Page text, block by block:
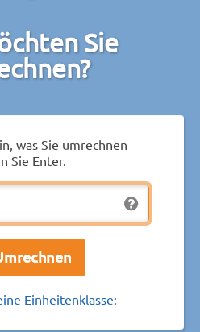
Sie
was Sie umrechnen
Sie Enter.
Einheitenklasse: